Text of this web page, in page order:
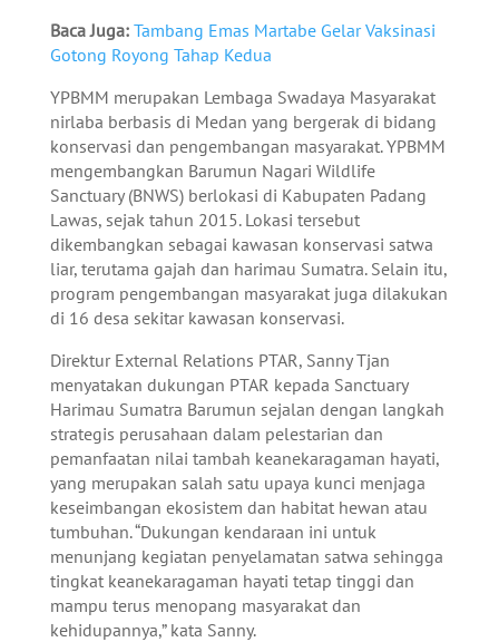
Baca Juga: Tambang Emas Martabe Gelar Vaksinasi
Gotong Royong Tahap Kedua
YPBMM merupakan Lembaga Swadaya Masyarakat
nirlaba berbasis di Medan yang bergerak di bidang
konservasi dan pengembangan masyarakat. YPBMM
mengembangkan Barumun Nagari Wildlife
Sanctuary (BNWS) berlokasi di Kabupaten Padang
Lawas, sejak tahun 2015. Lokasi tersebut
dikembangkan sebagai kawasan konservasi satwa
liar, terutama gajah dan harimau Sumatra. Selain itu,
program pengembangan masyarakat juga dilakukan
di 16 desa sekitar kawasan konservasi.
Direktur External Relations PTAR, Sanny Tjan
menyatakan dukungan PTAR kepada Sanctuary
Harimau Sumatra Barumun sejalan dengan langkah
strategis perusahaan dalam pelestarian dan
pemanfaatan nilai tambah keanekaragaman hayati,
yang merupakan salah satu upaya kunci menjaga
keseimbangan ekosistem dan habitat hewan atau
tumbuhan. “Dukungan kendaraan ini untuk
menunjang kegiatan penyelamatan satwa sehingga
tingkat keanekaragaman hayati tetap tinggi dan
mampu terus menopang masyarakat dan
kehidupannya,” kata Sanny.